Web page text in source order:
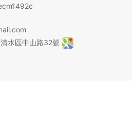
水區中山路32號